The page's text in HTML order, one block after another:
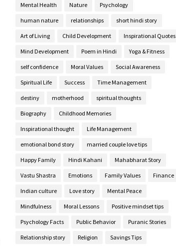
Mental Health Nature Psychology
human nature relationships short hindi story
Art of Living Child Development Inspirational Quotes
Mind Development Poem in Hindi Yoga & Fitness
self confidence Moral Values Social Awareness
Spiritual Life Success Time Management
destiny motherhood spiritual thoughts
Biography Childhood Memories
Inspirational thought Life Management
emotional bond story married couple love tips
Happy Family Hindi Kahani Mahabharat Story
Vastu Shastra Emotions Family Values Finance
Indian culture Love story Mental Peace
Mindfulness Moral Lessons Positive mindset tips
Psychology Facts Public Behavior Puranic Stories
Relationship story Religion Savings Tips